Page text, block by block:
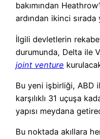
bakımından
ardından ikinci sırada
İlgili devletlerin
durumunda, Delta ile
joint venture
Bu yeni işbirliği, ABD
karşılıklı 31 uçuşa
yapısı meydana
Bu noktada akıllara